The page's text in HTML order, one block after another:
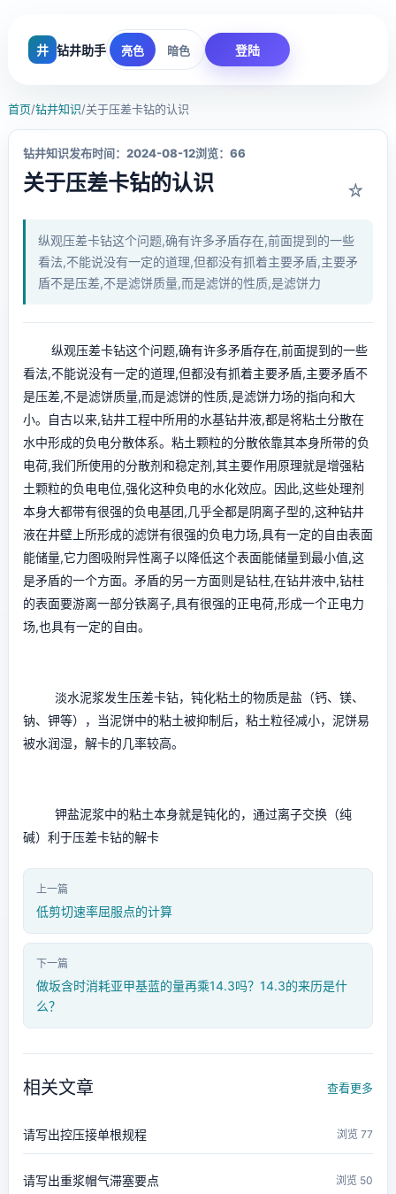
井 钻井助手 亮色 暗色 登陆
首页/钻井知识/关于压差卡钻的认识
钻井知识发布时间：2024-08-12浏览：66
关于压差卡钻的认识 ☆
纵观压差卡钻这个问题,确有许多矛盾存在,前面提到的一些
看法,不能说没有一定的道理,但都没有抓着主要矛盾,主要矛
盾不是压差,不是滤饼质量,而是滤饼的性质,是滤饼力
纵观压差卡钻这个问题,确有许多矛盾存在,前面提到的一些
看法,不能说没有一定的道理,但都没有抓着主要矛盾,主要矛盾不
是压差,不是滤饼质量,而是滤饼的性质,是滤饼力场的指向和大
小。自古以来,钻井工程中所用的水基钻井液,都是将粘土分散在
水中形成的负电分散体系。粘土颗粒的分散依靠其本身所带的负
电荷,我们所使用的分散剂和稳定剂,其主要作用原理就是增强粘
土颗粒的负电电位,强化这种负电的水化效应。因此,这些处理剂
本身大都带有很强的负电基团,几乎全都是阴离子型的,这种钻井
液在井壁上所形成的滤饼有很强的负电力场,具有一定的自由表面
能储量,它力图吸附异性离子以降低这个表面能储量到最小值,这
是矛盾的一个方面。矛盾的另一方面则是钻柱,在钻井液中,钻柱
的表面要游离一部分铁离子,具有很强的正电荷,形成一个正电力
场,也具有一定的自由。
淡水泥浆发生压差卡钻，钝化粘土的物质是盐（钙、镁、
钠、钾等），当泥饼中的粘土被抑制后，粘土粒径减小，泥饼易
被水润湿，解卡的几率较高。
钾盐泥浆中的粘土本身就是钝化的，通过离子交换（纯
碱）利于压差卡钻的解卡
上一篇
低剪切速率屈服点的计算
下一篇
做坂含时消耗亚甲基蓝的量再乘14.3吗？14.3的来历是什
么？
相关文章 查看更多
请写出控压接单根规程 浏览 77
请写出重浆帽气滞塞要点 浏览 50